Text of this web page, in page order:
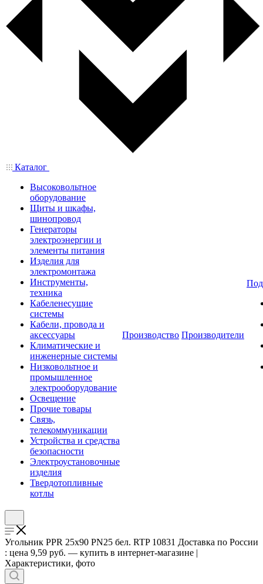
Каталог
Высоковольтное
оборудование
Щиты и шкафы,
шинопровод
Генераторы
электроэнергии и
элементы питания
Изделия для
электромонтажа
Инструменты,
техника
Кабеленесущие
системы
Кабели, провода и
аксессуары
Климатические и
инженерные системы
Низковольтное и
промышленное
электрооборудование
Освещение
Прочие товары
Связь,
телекоммуникации
Устройства и средства
безопасности
Электроустановочные
изделия
Твердотопливные
котлы
Производство Производители
Угольник PPR 25х90 PN25 бел. RTP 10831 Доставка по России
: цена 9,59 руб. — купить в интернет-магазине |
Характеристики, фото